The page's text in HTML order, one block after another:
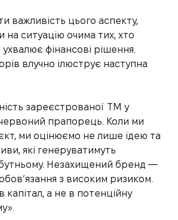
важливість цього аспекту,
на ситуацію очима тих, хто
фінансові рішення.
влучно ілюструє наступна
зареєстрованої ТМ у
прапорець. Коли ми
ми оцінюємо не лише ідею та
які генеруватимуть
Незахищений бренд —
з високим ризиком.
капітал, а не в потенційну